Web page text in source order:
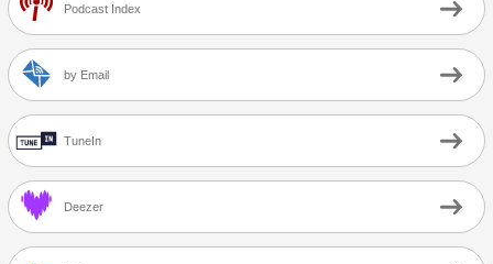
Podcast Index
by Email
TuneIn
Deezer